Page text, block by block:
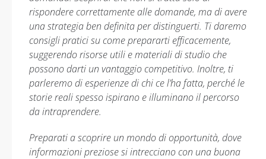
rispondere correttamente alle domande, ma di avere
una strategia ben definita per distinguerti. Ti daremo
consigli pratici su come prepararti efficacemente,
suggerendo risorse utili e materiali di studio che
possono darti un vantaggio competitivo. Inoltre, ti
parleremo di esperienze di chi ce l’ha fatta, perché le
storie reali spesso ispirano e illuminano il percorso
da intraprendere.
Preparati a scoprire un mondo di opportunità, dove
informazioni preziose si intrecciano con una buona